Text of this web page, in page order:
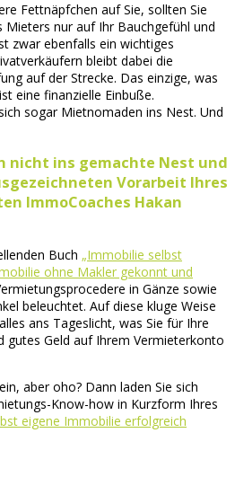
Fettnäpfchen auf Sie, sollten Sie
Mieters nur auf Ihr Bauchgefühl und
zwar ebenfalls ein wichtiges
bleibt dabei die
auf der Strecke. Das einzige, was
eine finanzielle Einbuße.
sogar Mietnomaden ins Nest. Und
nicht ins gemachte Nest und
Vorarbeit Ihres
ImmoCoaches Hakan
Buch „Immobilie selbst
ohne Makler gekonnt und
in Gänze sowie
beleuchtet. Auf diese kluge Weise
ans Tageslicht, was Sie für Ihre
gutes Geld auf Ihrem Vermieterkonto
aber oho? Dann laden Sie sich
Know-how in Kurzform Ihres
eigene Immobilie erfolgreich